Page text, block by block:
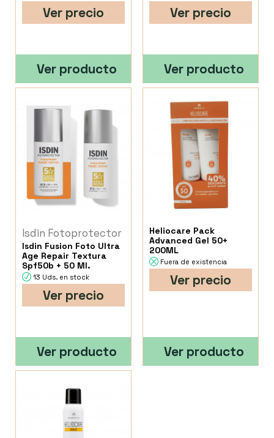
Ver precio
Ver producto
Ver precio
Ver producto
Isdin Fotoprotector
Isdin Fusion Foto Ultra
Age Repair Textura
Spf50b + 50 Ml.
13 Uds. en stock
Ver precio
Ver producto
Heliocare Pack
Advanced Gel 50+
200ML
Fuera de existencia
Ver precio
Ver producto